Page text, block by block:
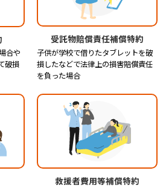
合や
破損
受託物賠償責任補償特約
子供が学校で借りたタブレットを破
損したなどで法律上の損害賠償責任
を負った場合
救援者費用等補償特約